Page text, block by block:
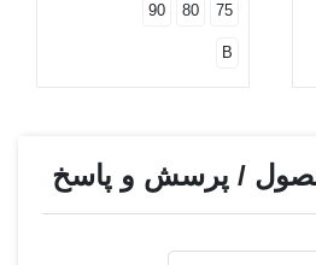
75
80
90
B
/ پرسش و پاسخ